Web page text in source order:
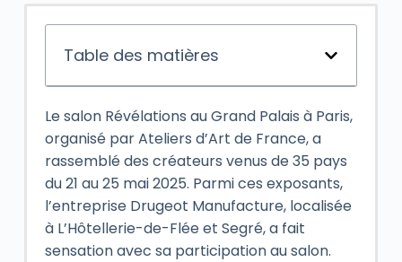
Table des matières
Le salon Révélations au Grand Palais à Paris,
organisé par Ateliers d’Art de France, a
rassemblé des créateurs venus de 35 pays
du 21 au 25 mai 2025. Parmi ces exposants,
l’entreprise Drugeot Manufacture, localisée
à L’Hôtellerie-de-Flée et Segré, a fait
sensation avec sa participation au salon.